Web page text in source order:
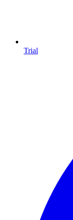
Trial